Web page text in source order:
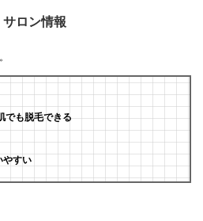
ロン情報
でも脱毛できる
やすい